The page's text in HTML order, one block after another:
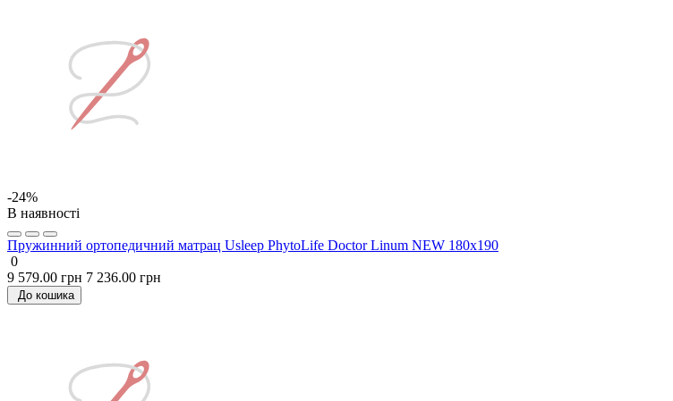
-24%
В наявності
Пружинний ортопедичний матрац Usleep PhytoLife Doctor Linum NEW 180х190
0
9 579.00 грн 7 236.00 грн
До кошика